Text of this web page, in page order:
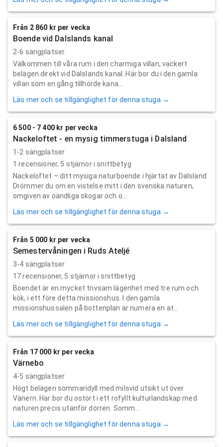
Från 2 860 kr per vecka
Boende vid Dalslands kanal
2-6 sängplatser
Välkommen till våra rum i den charmiga villan, vackert
belägen direkt vid Dalslands kanal. Här bor du i den gamla
villan som en gång tillhörde kana...
Läs mer och se tillgänglighet för denna stuga →
6 500 - 7 400 kr per vecka
Nackeloftet - en mysig timmerstuga i Dalsland
1-2 sängplatser
1 recensioner, 5 stjärnor i snittbetyg
Nackeloftet – ditt mysiga naturboende i hjärtat av Dalsland
Drömmer du om en vistelse mitt i den svenska naturen,
omgiven av oändliga skogar och o...
Läs mer och se tillgänglighet för denna stuga →
Från 5 000 kr per vecka
Semestervåningen i Ruds Ateljé
3-4 sängplatser
17recensioner, 5 stjärnor i snittbetyg
Boendet är en mycket trivsam lägenhet med tre rum och
kök, i ett före detta missionshus. I den gamla
missionshussalen på bottenplan är numera en at...
Läs mer och se tillgänglighet för denna stuga →
Från 17 000 kr per vecka
Värnebo
4-5 sängplatser
Högt belägen sommaridyll med milsvid utsikt ut över
Vänern. Här bor du ostört i ett rofyllt kulturlandskap med
naturen precis utanför dörren. Somm...
Läs mer och se tillgänglighet för denna stuga →